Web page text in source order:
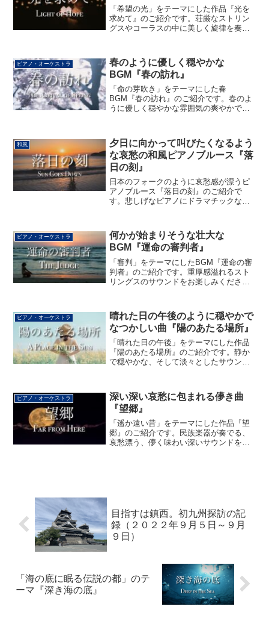
「希望の光」をテーマにした作品『光を
求めて』のご紹介です。荘厳なストリン
グスやコーラスの中に美しく旋律を奏で
ピアノ・オーケストラ
春のように優しく穏やかな
BGM『春の訪れ』
「命の芽吹き」をテーマにした春
BGM『春の訪れ』のご紹介です。春のよ
うに優しく穏やかな雰囲気の爽やかで温
和風
夕日に向かって叫びたくなるよう
な哀愁の和風ピアノブルース『落
日の刻』
日本のフォークのように哀愁感が漂うピ
アノブルース『落日の刻』のご紹介で
す。悲しげなピアノにドラマチックなス
ピアノ・オーケストラ
何かが始まりそうな壮大な
BGM『運命の審判者』
「審判」をテーマにしたBGM『運命の審
判者』のご紹介です。重厚感溢れるスト
リングスのサウンドをお楽しみくださ
ピアノ・オーケストラ
晴れた日の午後のように穏やかで
なつかしい曲『陽のあたる場所』
「晴れた日の午後」をテーマにした作品
『陽のあたる場所』のご紹介です。静か
で穏やかな、そして淡々としたサウンド
ピアノ・オーケストラ
深い深い哀愁に包まれる儚き曲
『望郷』
「遥か遠い昔」をテーマにした作品『望
郷』のご紹介です。民族楽器が奏でる、
哀愁漂う、儚く味わい深いサウンドをお
目指すは鎮西。初九州探訪の記
録（２０２２年９月５日～９月
９日）
「海の底に眠る伝説の都」のテ
ーマ『深き海の底』